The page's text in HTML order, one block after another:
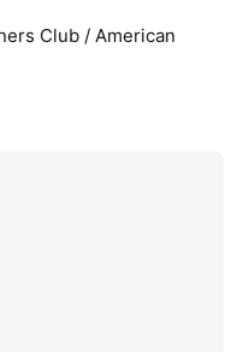
Club / American